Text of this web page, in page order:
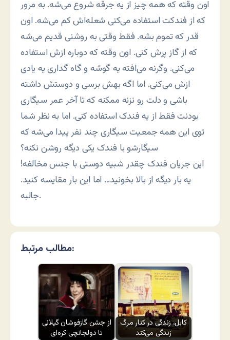
اون وقته که همه چیز از یه جرقه شروع می‌شه. به مرور
که از فندکت استفاده می‌کنی شعله‌اش کم می‌شه. اون
قدر که تموم بشه. فقط وقتی به روشنی قدیم می‌شه
که از گاز پرش کنی. اون وقته که دوباره ازش استفاده
می‌کنی. وگرنه می‌افته یه گوشه و گاه گداری یه یادی
ازش می‌کنی. اما اگه بهش برسی و دوستش داشته
باشی و دلت رو نزنه ممکنه که تا آخر عمر سیگاری
بودنت فقط از یه فندک استفاده کنی. اما به نظر شما
توی این همه جمعیت سیگاری چند نفر پیدا می‌شه که
سیگارشو با فندک یکی دیگه روشن نکنه؟
این جریان فندک چقدر شبیه دوستی با جنس مخالفه!
یه بار دیگه از بالا بخونید… اما این بار مقایسه کنید.
جالبه.
مطالب مرتبط:
از جشن گازفوشان گیلانی
تا دولجانچی کره‌ای
کابل، زندگی در کنار مرگ
زندگی می‌کند